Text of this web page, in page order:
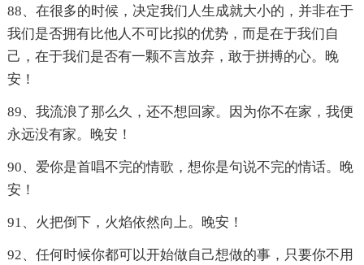
88、在很多的时候，决定我们人生成就大小的，并非在于
我们是否拥有比他人不可比拟的优势，而是在于我们自
己，在于我们是否有一颗不言放弃，敢于拼搏的心。晚
安！
89、我流浪了那么久，还不想回家。因为你不在家，我便
永远没有家。晚安！
90、爱你是首唱不完的情歌，想你是句说不完的情话。晚
安！
91、火把倒下，火焰依然向上。晚安！
92、任何时候你都可以开始做自己想做的事，只要你不用